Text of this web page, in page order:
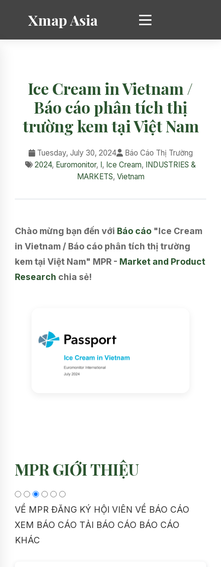
Xmap Asia
Ice Cream in Vietnam /
Báo cáo phân tích thị
trường kem tại Việt Nam
Tuesday, July 30, 2024
Báo Cáo Thị Trường
2024, Euromonitor, I, Ice Cream, INDUSTRIES &
MARKETS, Vietnam
Chào mừng bạn đến với Báo cáo "Ice Cream
in Vietnam / Báo cáo phân tích thị trường
kem tại Việt Nam" MPR - Market and Product
Research chia sẻ!
MPR GIỚI THIỆU
VỀ MPR ĐĂNG KÝ HỘI VIÊN VỀ BÁO CÁO
XEM BÁO CÁO TẢI BÁO CÁO BÁO CÁO
KHÁC